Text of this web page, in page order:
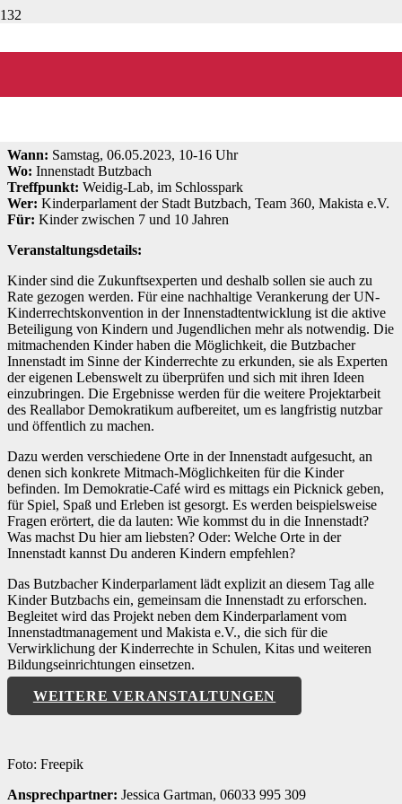
Wann: Samstag, 06.05.2023, 10-16 Uhr
Wo: Innenstadt Butzbach
Treffpunkt: Weidig-Lab, im Schlosspark
Wer: Kinderparlament der Stadt Butzbach, Team 360, Makista e.V.
Für: Kinder zwischen 7 und 10 Jahren
Veranstaltungsdetails:
Kinder sind die Zukunftsexperten und deshalb sollen sie auch zu
Rate gezogen werden. Für eine nachhaltige Verankerung der UN-
Kinderrechtskonvention in der Innenstadtentwicklung ist die aktive
Beteiligung von Kindern und Jugendlichen mehr als notwendig. Die
mitmachenden Kinder haben die Möglichkeit, die Butzbacher
Innenstadt im Sinne der Kinderrechte zu erkunden, sie als Experten
der eigenen Lebenswelt zu überprüfen und sich mit ihren Ideen
einzubringen. Die Ergebnisse werden für die weitere Projektarbeit
des Reallabor Demokratikum aufbereitet, um es langfristig nutzbar
und öffentlich zu machen.
Dazu werden verschiedene Orte in der Innenstadt aufgesucht, an
denen sich konkrete Mitmach-Möglichkeiten für die Kinder
befinden. Im Demokratie-Café wird es mittags ein Picknick geben,
für Spiel, Spaß und Erleben ist gesorgt. Es werden beispielsweise
Fragen erörtert, die da lauten: Wie kommst du in die Innenstadt?
Was machst Du hier am liebsten? Oder: Welche Orte in der
Innenstadt kannst Du anderen Kindern empfehlen?
Das Butzbacher Kinderparlament lädt explizit an diesem Tag alle
Kinder Butzbachs ein, gemeinsam die Innenstadt zu erforschen.
Begleitet wird das Projekt neben dem Kinderparlament vom
Innenstadtmanagement und Makista e.V., die sich für die
Verwirklichung der Kinderrechte in Schulen, Kitas und weiteren
Bildungseinrichtungen einsetzen.
WEITERE VERANSTALTUNGEN
Foto: Freepik
Ansprechpartner: Jessica Gartman, 06033 995 309